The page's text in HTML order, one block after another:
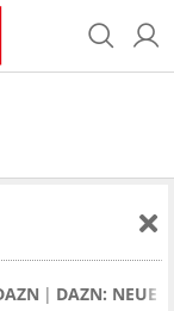
DAZN: NEUE